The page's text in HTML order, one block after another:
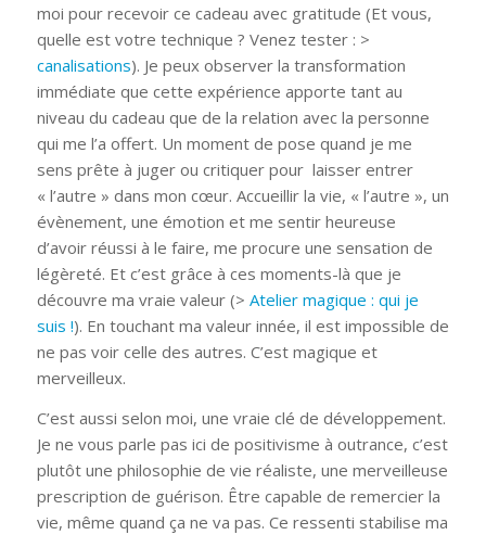
moi pour recevoir ce cadeau avec gratitude (Et vous,
quelle est votre technique ? Venez tester : >
canalisations). Je peux observer la transformation
immédiate que cette expérience apporte tant au
niveau du cadeau que de la relation avec la personne
qui me l’a offert. Un moment de pose quand je me
sens prête à juger ou critiquer pour laisser entrer
« l’autre » dans mon cœur. Accueillir la vie, « l’autre », un
évènement, une émotion et me sentir heureuse
d’avoir réussi à le faire, me procure une sensation de
légèreté. Et c’est grâce à ces moments-là que je
découvre ma vraie valeur (> Atelier magique : qui je
suis !). En touchant ma valeur innée, il est impossible de
ne pas voir celle des autres. C’est magique et
merveilleux.
C’est aussi selon moi, une vraie clé de développement.
Je ne vous parle pas ici de positivisme à outrance, c’est
plutôt une philosophie de vie réaliste, une merveilleuse
prescription de guérison. Être capable de remercier la
vie, même quand ça ne va pas. Ce ressenti stabilise ma